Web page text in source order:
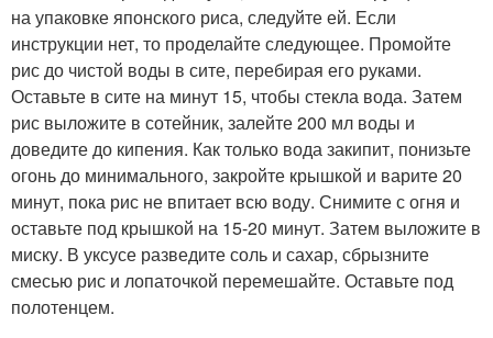
на упаковке японского риса, следуйте ей. Если
инструкции нет, то проделайте следующее. Промойте
рис до чистой воды в сите, перебирая его руками.
Оставьте в сите на минут 15, чтобы стекла вода. Затем
рис выложите в сотейник, залейте 200 мл воды и
доведите до кипения. Как только вода закипит, понизьте
огонь до минимального, закройте крышкой и варите 20
минут, пока рис не впитает всю воду. Снимите с огня и
оставьте под крышкой на 15-20 минут. Затем выложите в
миску. В уксусе разведите соль и сахар, сбрызните
смесью рис и лопаточкой перемешайте. Оставьте под
полотенцем.